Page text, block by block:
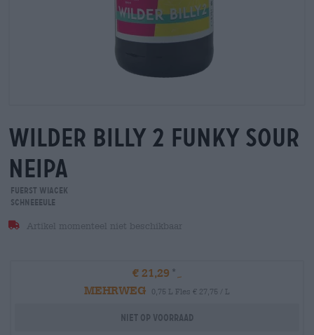
wilder billy 2 funky sour
neipa
FUERST WIACEK
Schneeeule
Artikel momenteel niet beschikbaar
€ 21,29
MEHRWEG
0,75 L Fles € 27,75 / L
Niet op voorraad